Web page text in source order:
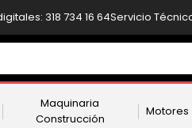
318 734 16 64Servicio
Maquinaria
Construcción
Motores